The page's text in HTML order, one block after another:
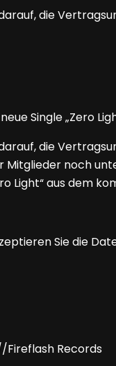
darauf, die
darauf, die
Mitglieder noch
Light“ aus dem
Sie die
Fireflash Records